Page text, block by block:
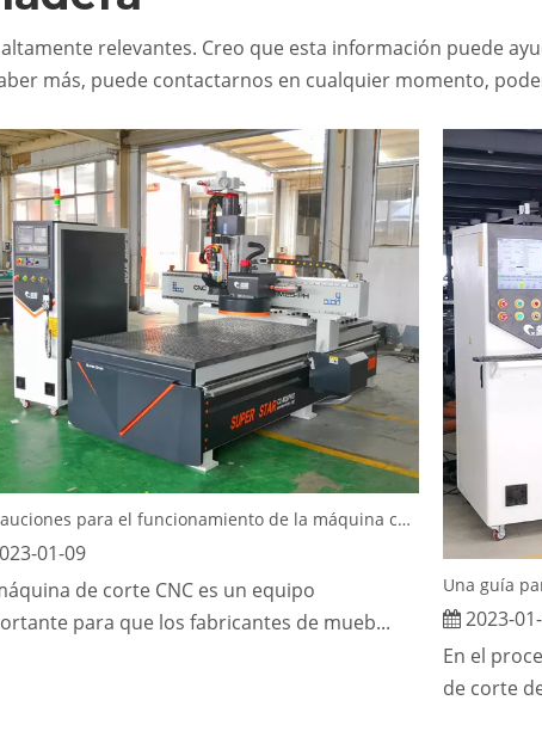
altamente relevantes. Creo que esta información puede
más, puede contactarnos en cualquier momento,
Precauciones para el funcionamiento de la máquina cortadora automática
01-09
de corte CNC es un equipo
para que los fabricantes de mueb...
2023-
En el
de corte